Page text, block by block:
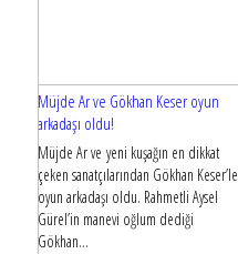
Müjde Ar ve Gökhan Keser oyun
arkadaşı oldu!
Müjde Ar ve yeni kuşağın en dikkat
çeken sanatçılarından Gökhan Keser’le
oyun arkadaşı oldu. Rahmetli Aysel
Gürel’in manevi oğlum dediği
Gökhan...